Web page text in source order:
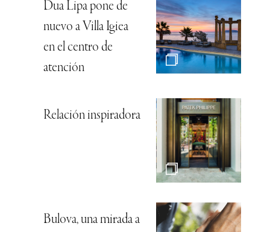
Dua Lipa pone de
nuevo a Villa Igiea
en el centro de
atención
Relación inspiradora
Bulova, una mirada a